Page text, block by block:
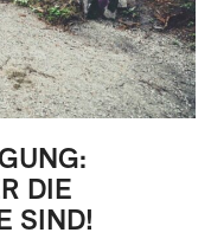
DIE
SIND!